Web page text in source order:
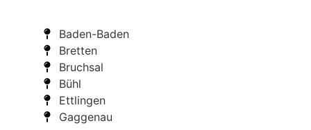
Baden-Baden
Bretten
Bruchsal
Bühl
Ettlingen
Gaggenau